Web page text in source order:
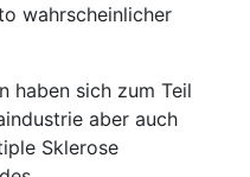
wahrscheinlicher
haben sich zum Teil
aber auch
Sklerose